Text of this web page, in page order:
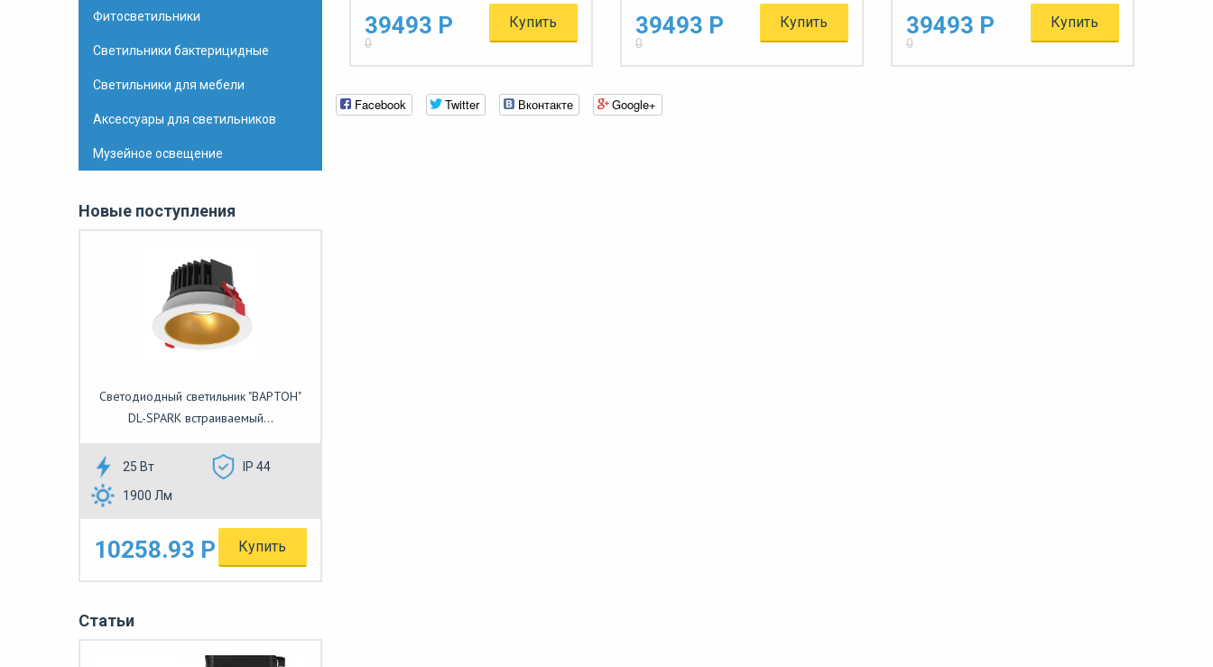
Фитосветильники
Светильники бактерицидные
Светильники для мебели
Аксессуары для светильников
Музейное освещение
Новые поступления
Светодиодный светильник "ВАРТОН"
DL-SPARK встраиваемый...
25 Вт
IP 44
1900 Лм
10258.93 Р Купить
Статьи
39493 Р
0
Купить 39493 Р
0
Купить 39493 Р
0
Купить
Facebook Twitter Вконтакте Google+